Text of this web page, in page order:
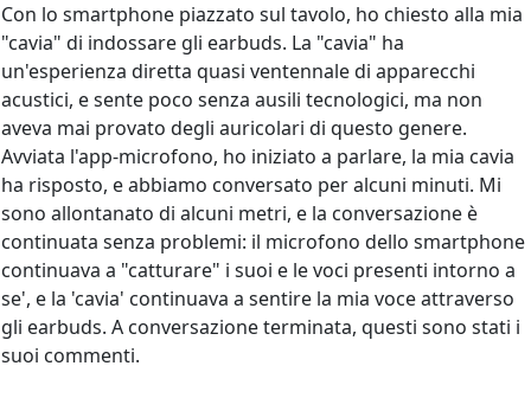
Con lo smartphone piazzato sul tavolo, ho chiesto alla mia
"cavia" di indossare gli earbuds. La "cavia" ha
un'esperienza diretta quasi ventennale di apparecchi
acustici, e sente poco senza ausili tecnologici, ma non
aveva mai provato degli auricolari di questo genere.
Avviata l'app-microfono, ho iniziato a parlare, la mia cavia
ha risposto, e abbiamo conversato per alcuni minuti. Mi
sono allontanato di alcuni metri, e la conversazione è
continuata senza problemi: il microfono dello smartphone
continuava a "catturare" i suoi e le voci presenti intorno a
se', e la 'cavia' continuava a sentire la mia voce attraverso
gli earbuds. A conversazione terminata, questi sono stati i
suoi commenti.